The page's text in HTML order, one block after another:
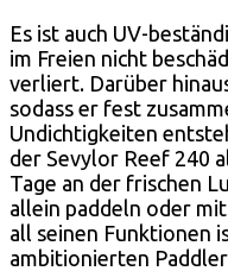
Es ist auch UV-
im Freien nicht
verliert. Darüber
sodass er fest
Undichtigkeiten
der Sevylor Reef 240
Tage an der frischen
allein paddeln oder
all seinen Funktionen
ambitionierten